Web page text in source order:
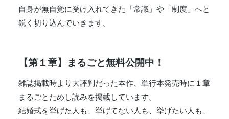
自身が無自覚に受け入れてきた「常識」や「制度」へと
鋭く切り込んでいきます。
【第１章】まるごと無料公開中！
雑誌掲載時より大評判だった本作、単行本発売時に１章
まるごとためし読みを掲載しています。
結婚式を挙げた人も、挙げてない人も、挙げたい人も、